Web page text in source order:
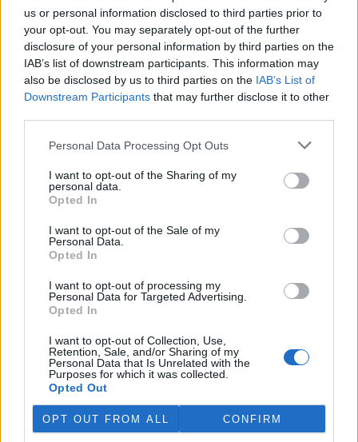
us or personal information disclosed to third parties prior to
your opt-out. You may separately opt-out of the further
disclosure of your personal information by third parties on the
IAB’s list of downstream participants. This information may
also be disclosed by us to third parties on the IAB’s List of
Downstream Participants that may further disclose it to other
Personal Data Processing Opt Outs
I want to opt-out of the Sharing of my
personal data.
Opted In
I want to opt-out of the Sale of my
Personal Data.
Opted In
I want to opt-out of processing my
Personal Data for Targeted Advertising.
Opted In
I want to opt-out of Collection, Use,
Retention, Sale, and/or Sharing of my
Personal Data that Is Unrelated with the
Purposes for which it was collected.
Opted Out
OPT OUT FROM ALL CONFIRM
papoušků působící v několika
krajích a zajistili asi stovku
ptáků. S odchytem a
zajištěním zvířat celníkům pomohly zoo v Praze, Zlíně a Ostravě. V
ostravské zahradě také papoušci nalezli dočasné útočiště. V
tiskové zprávě nawebucelníků to oznámila mluvčí Celní správy ČR
Martina Kaňková. Případem se zabývá policie.
Island vyhostí aktivisty bojující proti lovu velryb,
pronásledovali velrybáře
5.8.2026 19:54 ( ČTK)
Islandské úřady nařídily
poté, co minulý týden
pobřežní stráž s policií zabavily
jejich loď, která pronásledovala velrybářské plavidlo. Pasažéři lodi
Watsona jsou od té doby zadržováni v Reykjavíku. Sám Watson na
palubě nebyl. Píše o tom agentura AFP s odvoláním na islandskou
policii.
Záchranná stanice v Praze přijímá kvůli vedrům více
volně žijících zvířat
5.8.2026 17:40 | PRAHA (
Kvůli vysokým letním
teplotám pracovníci pražské
záchranné stanice pro volně